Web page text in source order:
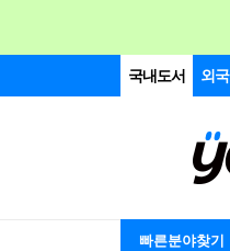
국내도서 외
빠른분야찾기